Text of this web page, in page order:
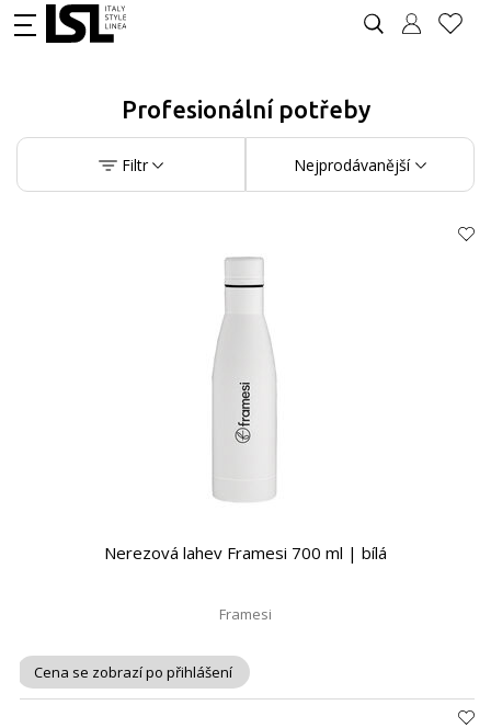
Profesionální potřeby
Filtr Nejprodávanější
Nerezová lahev Framesi 700 ml | bílá
Framesi
Cena se zobrazí po přihlášení